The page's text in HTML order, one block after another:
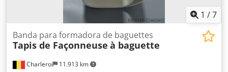
1 /7
Charleroi 11.913 km
Banda para formadora de baguettes
Tapis de Façonneuse à baguette